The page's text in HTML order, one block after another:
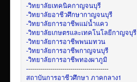
-วิทยาลัยเทคนิคกาญจนบุรี
-วิทยาลัยอาชีวศึกษากาญจนบุรี
-วิทยาลัยการอาชีพแม่น้ำแคว
-วิทยาลัยเกษตรและเทคโนโลยีกาญจบุรี
-วิทยาลัยการอาชีพพนมทวน
-วิทยาลัยการอาชีพกาญจนบุรี
-วิทยาลัยการอาชีพทองผาภูมิ
-----------------------------------------
สถาบันการอาชีวศึกษา ภาคกลาง1